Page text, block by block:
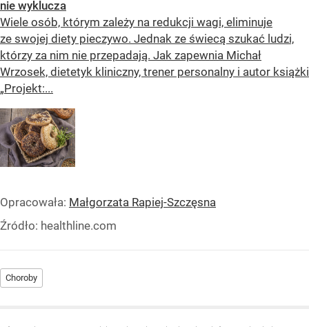
nie wyklucza
Wiele osób, którym zależy na redukcji wagi, eliminuje
ze swojej diety pieczywo. Jednak ze świecą szukać ludzi,
którzy za nim nie przepadają. Jak zapewnia Michał
Wrzosek, dietetyk kliniczny, trener personalny i autor książki
„Projekt:...
Opracowała: Małgorzata Rapiej-Szczęsna
Źródło: healthline.com
Choroby